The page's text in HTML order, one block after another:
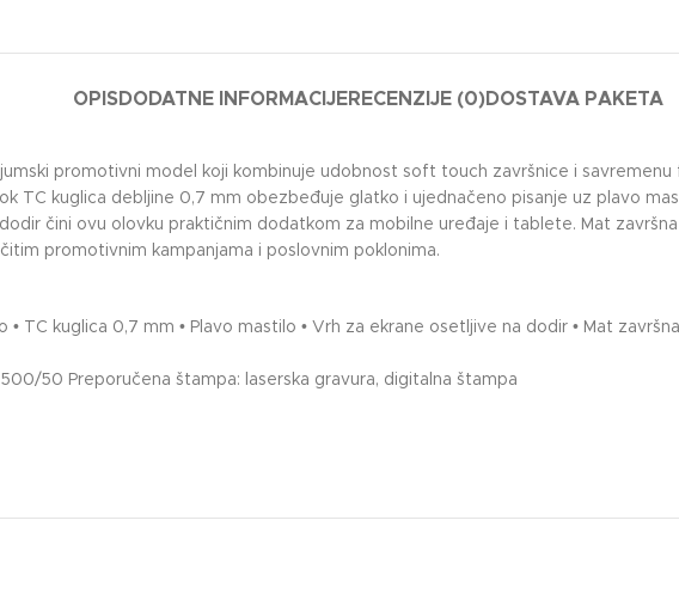
OPISDODATNE INFORMACIJERECENZIJE (0)DOSTAVA PAKETA
promotivni model koji kombinuje udobnost soft touch završnice i
TC kuglica debljine 0,7 mm obezbeđuje glatko i ujednačeno pisanje uz plavo
čini ovu olovku praktičnim dodatkom za mobilne uređaje i tablete. Mat
promotivnim kampanjama i poslovnim poklonima.
TC kuglica 0,7 mm • Plavo mastilo • Vrh za ekrane osetljive na dodir • Mat
500/50 Preporučena štampa: laserska gravura, digitalna štampa